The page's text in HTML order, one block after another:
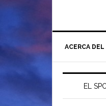
ACERCA
EL